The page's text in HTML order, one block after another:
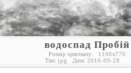
водоспад Пробій
Розмір оригіналу: 1100x770
Тип: jpg Дата: 2016-09-28